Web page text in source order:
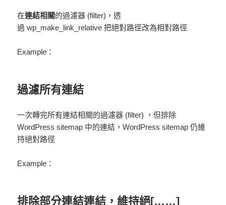
在連結相關的過濾器 (filter)，透
過wp_make_link_relative 把絕對路徑改為相對路徑
Example：
過濾所有連結
一次轉完所有連結相關的過濾器 (filter) ，但排除
WordPress sitemap 中的連結，WordPress sitemap 仍維
持絕對路徑
Example：
排除部分連結連結，維持絕[……]